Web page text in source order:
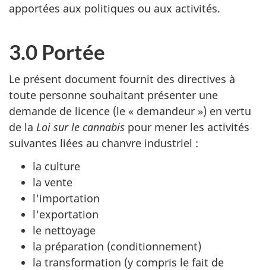
apportées aux politiques ou aux activités.
3.0 Portée
Le présent document fournit des directives à
toute personne souhaitant présenter une
demande de licence (le « demandeur ») en vertu
de la Loi sur le cannabis pour mener les activités
suivantes liées au chanvre industriel :
la culture
la vente
l'importation
l'exportation
le nettoyage
la préparation (conditionnement)
la transformation (y compris le fait de